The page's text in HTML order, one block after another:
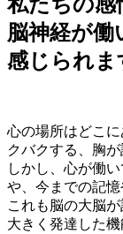
私たちの感
脳神経が働
感じられま
心の場所はどこ
クバクする、胸
しかし、心が働
や、今までの記憶
これも脳の大脳
大きく発達した機